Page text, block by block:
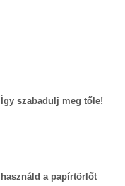
szabadulj meg tőle!
a papírtörlőt